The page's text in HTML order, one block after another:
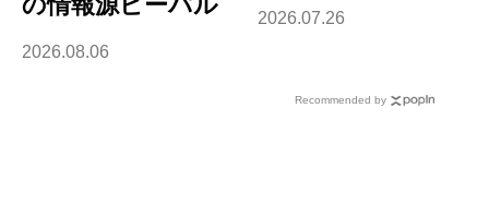
2026.08.06
2026.07.26
Recommended by